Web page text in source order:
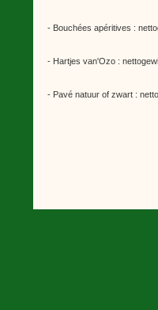
- Bouchées apéritives :
- Hartjes van'Ozo :
- Pavé natuur of zwart :